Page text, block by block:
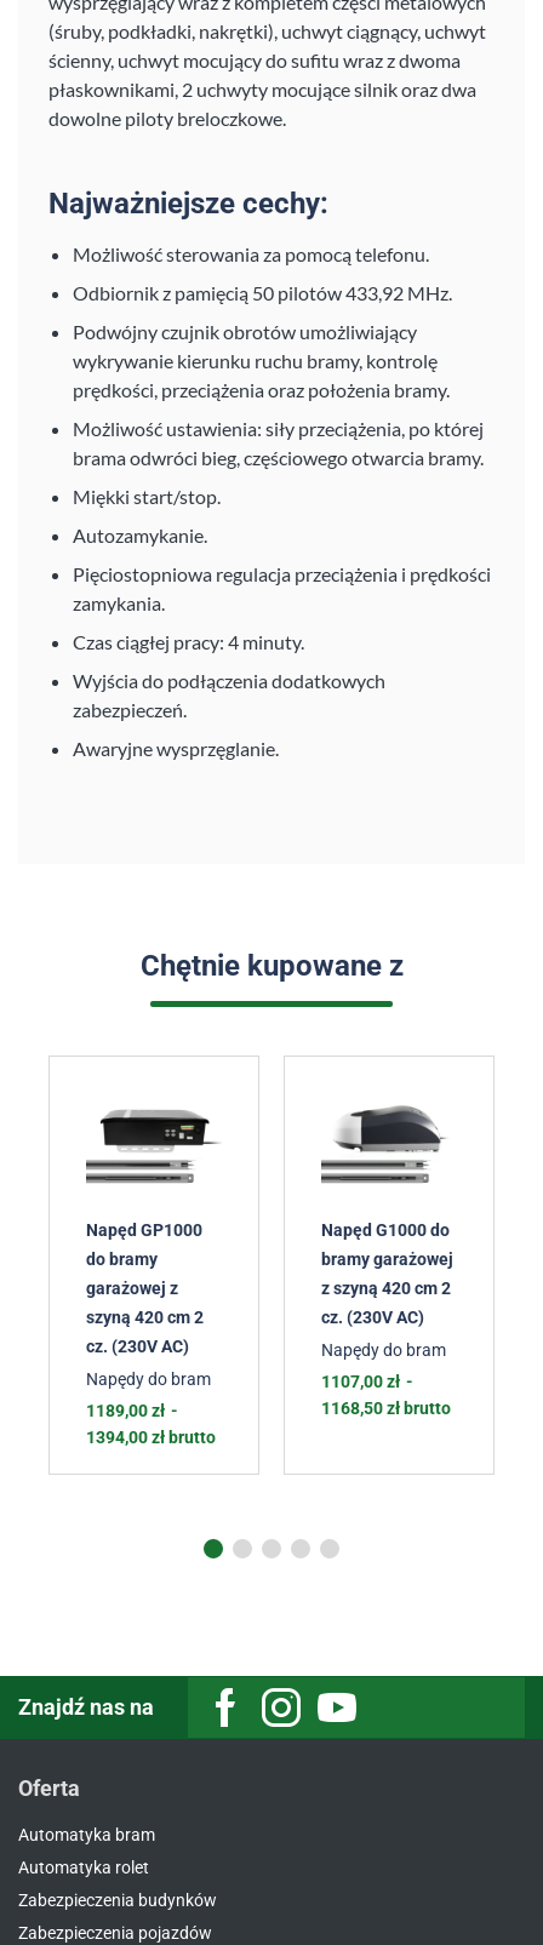
(śruby, podkładki, nakrętki), uchwyt ciągnący, uchwyt
ścienny, uchwyt mocujący do sufitu wraz z dwoma
płaskownikami, 2 uchwyty mocujące silnik oraz dwa
dowolne piloty breloczkowe.
Najważniejsze cechy:
Możliwość sterowania za pomocą telefonu.
Odbiornik z pamięcią 50 pilotów 433,92 MHz.
Podwójny czujnik obrotów umożliwiający
wykrywanie kierunku ruchu bramy, kontrolę
prędkości, przeciążenia oraz położenia bramy.
Możliwość ustawienia: siły przeciążenia, po której
brama odwróci bieg, częściowego otwarcia bramy.
Miękki start/stop.
Autozamykanie.
Pięciostopniowa regulacja przeciążenia i prędkości
zamykania.
Czas ciągłej pracy: 4 minuty.
Wyjścia do podłączenia dodatkowych
zabezpieczeń.
Awaryjne wysprzęglanie.
Chętnie kupowane z
Napęd GP1000
do bramy
garażowej z
szyną 420 cm 2
cz. (230V AC)
Napędy do bram
1189,00zł -
1394,00zł brutto
Napęd G1000 do
bramy garażowej
z szyną 420 cm 2
cz. (230V AC)
Napędy do bram
1107,00zł -
1168,50zł brutto
Znajdź nas na
Oferta
Automatyka bram
Automatyka rolet
Zabezpieczenia budynków
Zabezpieczenia pojazdów